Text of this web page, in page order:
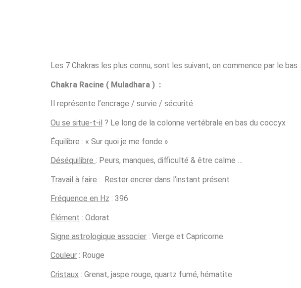
Les 7 Chakras les plus connu, sont les suivant, on commence par le bas :
Chakra Racine ( Muladhara ) :
Il représente l’encrage / survie / sécurité
Ou se situe-t-il ? Le long de la colonne vertébrale en bas du coccyx
Équilibre : « Sur quoi je me fonde »
Déséquilibre : Peurs, manques, difficulté & être calme …
Travail à faire : Rester encrer dans l’instant présent
Fréquence en Hz : 396
Élément : Odorat
Signe astrologique associer : Vierge et Capricorne.
Couleur : Rouge
Cristaux : Grenat, jaspe rouge, quartz fumé, hématite